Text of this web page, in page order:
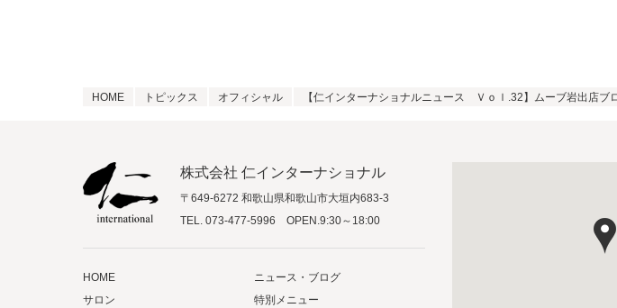
HOME トピックス オフィシャル 【仁インターナショナルニュース Ｖｏｌ.32】ムーブ岩出店ブ
株式会社 仁インターナショナル
〒649-6272 和歌山県和歌山市大垣内683-3
TEL.073-477-5996 OPEN.9:30～18:00
HOME
ニュース・ブログ
サロン
特別メニュー